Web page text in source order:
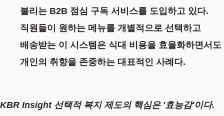
불리는 B2B 점심 구독 서비스를 도입하고 있다.
직원들이 원하는 메뉴를 개별적으로 선택하고
배송받는 이 시스템은 식대 비용을 효율화하면서도
개인의 취향을 존중하는 대표적인 사례다.
KBR Insight 선택적 복지 제도의 핵심은 '효능감'이다.